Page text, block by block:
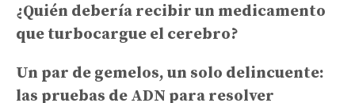
¿Quién debería recibir un medicamento
que turbocargue el cerebro?
Un par de gemelos, un solo delincuente:
las pruebas de ADN para resolver